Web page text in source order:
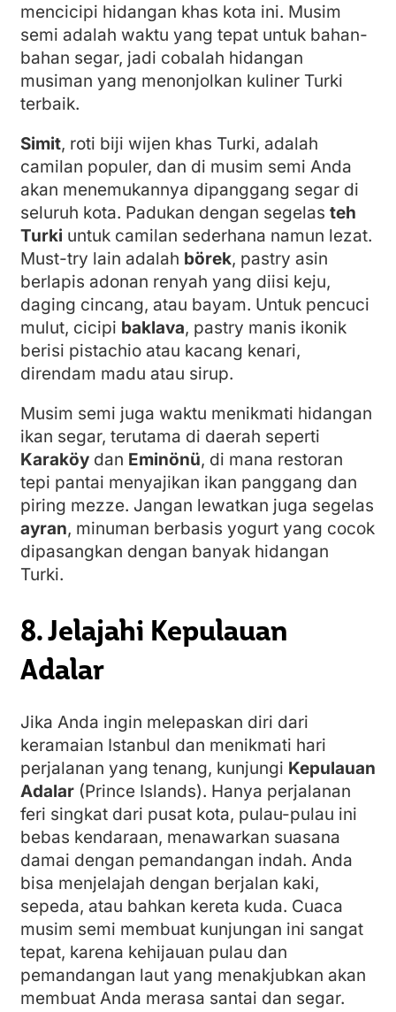
mencicipi hidangan khas kota ini. Musim
semi adalah waktu yang tepat untuk bahan-
bahan segar, jadi cobalah hidangan
musiman yang menonjolkan kuliner Turki
terbaik.
Simit, roti biji wijen khas Turki, adalah
camilan populer, dan di musim semi Anda
akan menemukannya dipanggang segar di
seluruh kota. Padukan dengan segelas teh
Turki untuk camilan sederhana namun lezat.
Must-try lain adalah börek, pastry asin
berlapis adonan renyah yang diisi keju,
daging cincang, atau bayam. Untuk pencuci
mulut, cicipi baklava, pastry manis ikonik
berisi pistachio atau kacang kenari,
direndam madu atau sirup.
Musim semi juga waktu menikmati hidangan
ikan segar, terutama di daerah seperti
Karaköy dan Eminönü, di mana restoran
tepi pantai menyajikan ikan panggang dan
piring mezze. Jangan lewatkan juga segelas
ayran, minuman berbasis yogurt yang cocok
dipasangkan dengan banyak hidangan
Turki.
8. Jelajahi Kepulauan
Adalar
Jika Anda ingin melepaskan diri dari
keramaian Istanbul dan menikmati hari
perjalanan yang tenang, kunjungi Kepulauan
Adalar (Prince Islands). Hanya perjalanan
feri singkat dari pusat kota, pulau-pulau ini
bebas kendaraan, menawarkan suasana
damai dengan pemandangan indah. Anda
bisa menjelajah dengan berjalan kaki,
sepeda, atau bahkan kereta kuda. Cuaca
musim semi membuat kunjungan ini sangat
tepat, karena kehijauan pulau dan
pemandangan laut yang menakjubkan akan
membuat Anda merasa santai dan segar.